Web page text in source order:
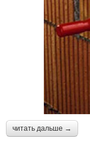
читать дальше →